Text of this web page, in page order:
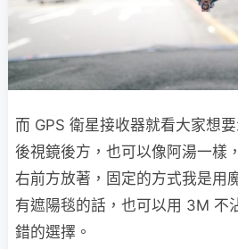
而 GPS 衛星接收器就看大家想
後視鏡後方，也可以像阿湯一樣
右前方放著，固定的方式我是用
有遮陽毯的話，也可以用 3M 不
錯的選擇。